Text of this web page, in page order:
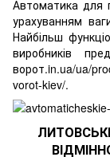
Автоматика для
урахуванням
Найбільш
виробників
ворот.in.ua/ua/
vorot-kiev/.